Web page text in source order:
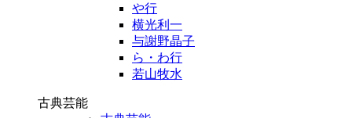
や行
横光利一
与謝野晶子
ら・わ行
若山牧水
古典芸能